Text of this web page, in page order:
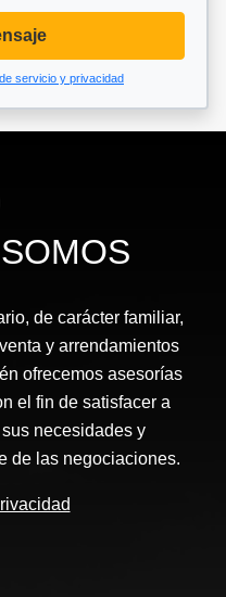
servicio y privacidad
de carácter familiar,
y arrendamientos
ofrecemos asesorías
el fin de satisfacer a
necesidades y
de las negociaciones.